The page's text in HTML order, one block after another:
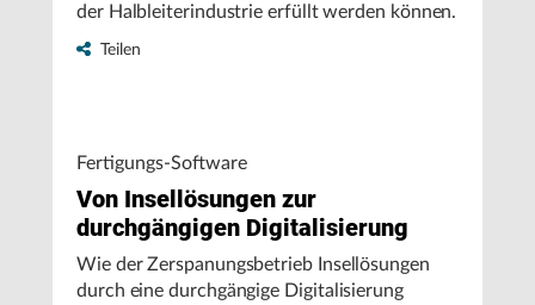
der Halbleiterindustrie erfüllt werden können.
Teilen
Fertigungs-Software
Von Insellösungen zur
durchgängigen Digitalisierung
Wie der Zerspanungsbetrieb Insellösungen
durch eine durchgängige Digitalisierung